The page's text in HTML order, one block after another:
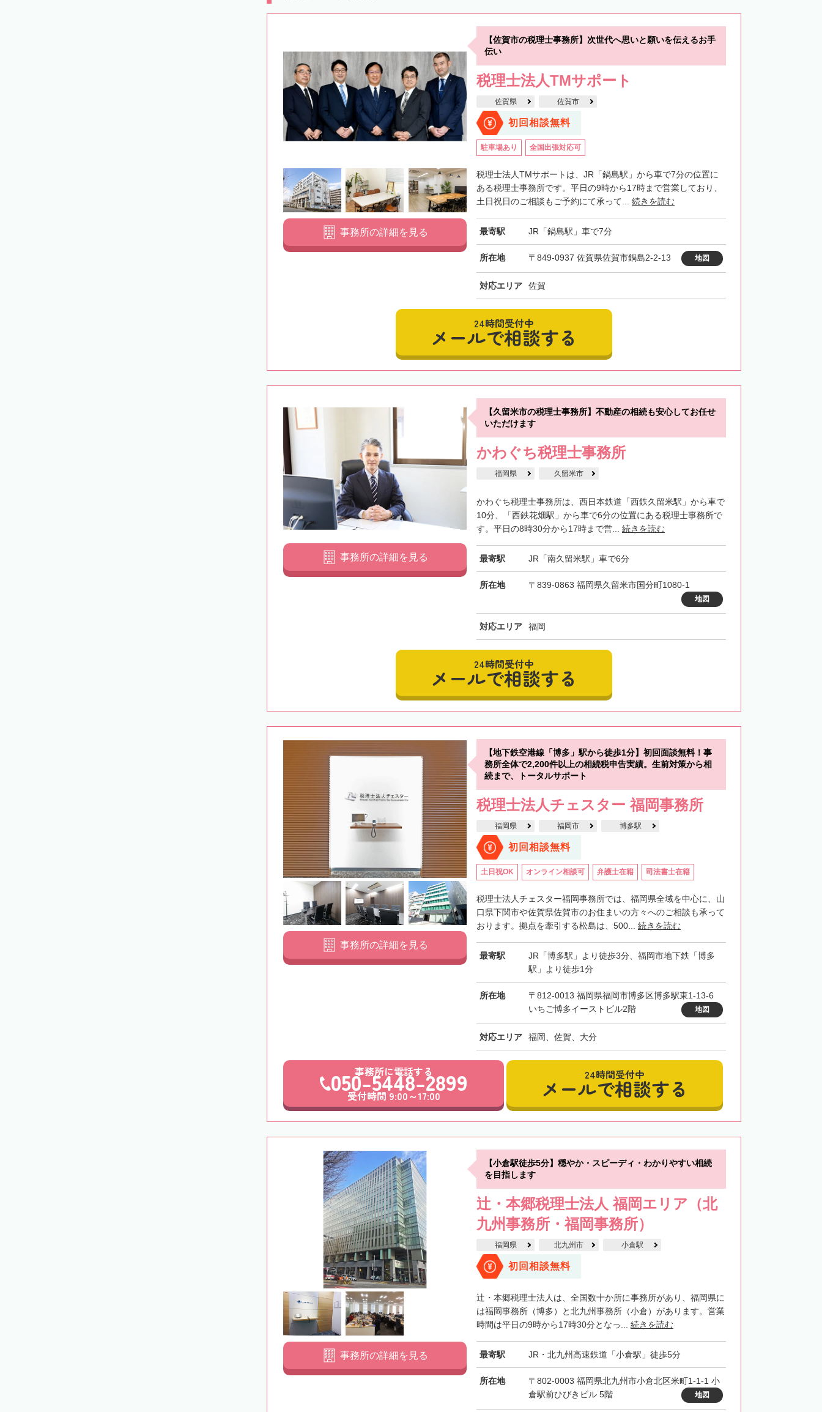
【佐賀市の税理士事務所】次世代へ思いと願いを伝えるお手
伝い
税理士法人TMサポート
佐賀県 佐賀市
初回相談無料
駐車場あり 全国出張対応可
税理士法人TMサポートは、JR「鍋島駅」から車で7分の位置に
ある税理士事務所です。平日の9時から17時まで営業しており、
土日祝日のご相談もご予約にて承って... 続きを読む
最寄駅 JR「鍋島駅」車で7分
所在地 〒849-0937 佐賀県佐賀市鍋島2-2-13 地図
対応エリア 佐賀
事務所の詳細を見る
24時間受付中
メールで相談する
【久留米市の税理士事務所】不動産の相続も安心してお任せ
いただけます
かわぐち税理士事務所
福岡県 久留米市
かわぐち税理士事務所は、西日本鉄道「西鉄久留米駅」から車で
10分、「西鉄花畑駅」から車で6分の位置にある税理士事務所で
す。平日の8時30分から17時まで営... 続きを読む
最寄駅 JR「南久留米駅」車で6分
所在地 〒839-0863 福岡県久留米市国分町1080-1
地図
対応エリア 福岡
事務所の詳細を見る
24時間受付中
メールで相談する
【地下鉄空港線「博多」駅から徒歩1分】初回面談無料！事
務所全体で2,200件以上の相続税申告実績。生前対策から相
続まで、トータルサポート
税理士法人チェスター 福岡事務所
福岡県 福岡市 博多駅
初回相談無料
土日祝OK オンライン相談可 弁護士在籍 司法書士在籍
税理士法人チェスター福岡事務所では、福岡県全域を中心に、山
口県下関市や佐賀県佐賀市のお住まいの方々へのご相談も承って
おります。拠点を牽引する松島は、500... 続きを読む
最寄駅
JR「博多駅」より徒歩3分、福岡市地下鉄「博多
駅」より徒歩1分
所在地
〒812-0013 福岡県福岡市博多区博多駅東1-13-6
いちご博多イーストビル2階
地図
対応エリア 福岡、佐賀、大分
事務所の詳細を見る
事務所に電話する
050-5448-2899
受付時間 9:00～17:00
24時間受付中
メールで相談する
【小倉駅徒歩5分】穏やか・スピーディ・わかりやすい相続
を目指します
辻・本郷税理士法人 福岡エリア（北
九州事務所・福岡事務所）
福岡県 北九州市 小倉駅
初回相談無料
辻・本郷税理士法人は、全国数十か所に事務所があり、福岡県に
は福岡事務所（博多）と北九州事務所（小倉）があります。営業
時間は平日の9時から17時30分となっ... 続きを読む
最寄駅 JR・北九州高速鉄道「小倉駅」徒歩5分
所在地
〒802-0003 福岡県北九州市小倉北区米町1-1-1 小
倉駅前ひびきビル 5階
地図
事務所の詳細を見る